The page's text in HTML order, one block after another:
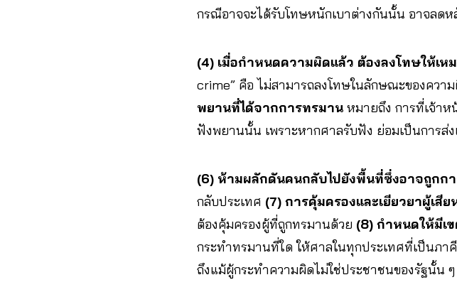
กรณีอาจจะได้รับโทษหนักเบาต่างกันนั้น อาจลด
(4) เมื่อกำหนดความผิดแล้ว ต้องลงโทษให้เห
crime” คือ ไม่สามารถลงโทษในลักษณะของควา
พยานที่ได้จากการทรมาน หมายถึง การที่เจ้า
ฟังพยานนั้น เพราะหากศาลรับฟัง ย่อมเป็นการส่
(6) ห้ามผลักดันคนกลับไปยังพื้นที่ซึ่งอาจถูกก
กลับประเทศ (7) การคุ้มครองและเยียวยาผู้เสีย
ต้องคุ้มครองผู้ที่ถูกทรมานด้วย (8) กำหนดให้มีเ
กระทำทรมานที่ใด ให้ศาลในทุกประเทศที่เป็นภ
ถึงแม้ผู้กระทำความผิดไม่ใช่ประชาชนของรัฐนั้น